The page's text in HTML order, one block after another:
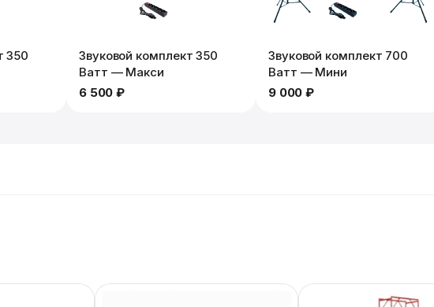
350
Звуковой комплект 350
Ватт — Макси
6 500 ₽
Звуковой комплект 700
Ватт — Мини
9 000 ₽